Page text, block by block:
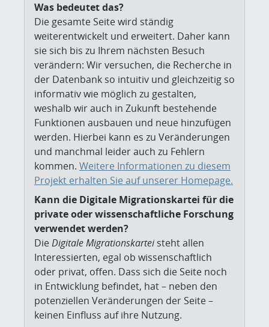
Was bedeutet das?
Die gesamte Seite wird ständig
weiterentwickelt und erweitert. Daher kann
sie sich bis zu Ihrem nächsten Besuch
verändern: Wir versuchen, die Recherche in
der Datenbank so intuitiv und gleichzeitig so
informativ wie möglich zu gestalten,
weshalb wir auch in Zukunft bestehende
Funktionen ausbauen und neue hinzufügen
werden. Hierbei kann es zu Veränderungen
und manchmal leider auch zu Fehlern
kommen. Weitere Informationen zu diesem
Projekt erhalten Sie auf unserer Homepage.
Kann die Digitale Migrationskartei für die
private oder wissenschaftliche Forschung
verwendet werden?
DieDigitale Migrationskartei steht allen
Interessierten, egal ob wissenschaftlich
oder privat, offen. Dass sich die Seite noch
in Entwicklung befindet, hat – neben den
potenziellen Veränderungen der Seite –
keinen Einfluss auf ihre Nutzung.